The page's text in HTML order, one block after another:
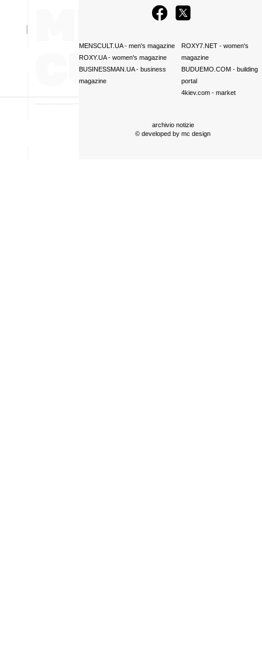
MENSCULT.UA- men's magazine
ROXY.UA- women's magazine
BUSINESSMAN.UA- business
magazine
ROXY7.NET- women's
magazine
BUDUEMO.COM- building
portal
4kiev.com- market
archivio notizie
© developed by mc design